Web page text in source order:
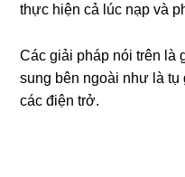
thực hiện cả lúc nạp và
Các giải pháp nói trên là
sung bên ngoài như là tụ
các điện trở.